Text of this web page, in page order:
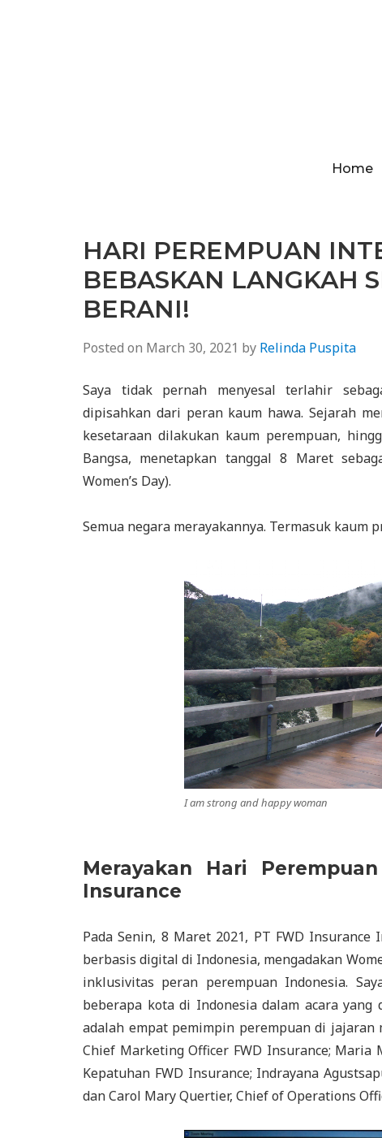
Home
HARI PEREMPUAN
BEBASKAN LANGKAH
BERANI!
Posted on March 30, 2021 by Relinda Puspita
Saya tidak pernah menyesal terlahir
dipisahkan dari peran kaum hawa. Sejarah
kesetaraan dilakukan kaum perempuan,
Bangsa, menetapkan tanggal 8 Maret
Women’s Day).
Semua negara merayakannya. Termasuk kaum
I am strong and happy woman
Merayakan Hari
Insurance
Pada Senin, 8 Maret 2021, PT FWD
berbasis digital di Indonesia, mengadakan
inklusivitas peran perempuan Indonesia.
beberapa kota di Indonesia dalam acara
adalah empat pemimpin perempuan di jajaran
Chief Marketing Officer FWD Insurance; Maria
Kepatuhan FWD Insurance; Indrayana
dan Carol Mary Quertier, Chief of Operations